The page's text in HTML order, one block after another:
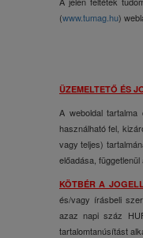
(www.tumag.hu)
ÜZEMELTETŐ ÉS
A weboldal
használható fel,
vagy teljes)
előadása,
KÖTBÉR A
és/vagy írásbeli
azaz napi száz
tartalomtanúsítást